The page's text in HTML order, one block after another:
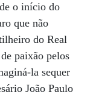
o início do
que não
do Real
paixão pelos
la sequer
João Paulo